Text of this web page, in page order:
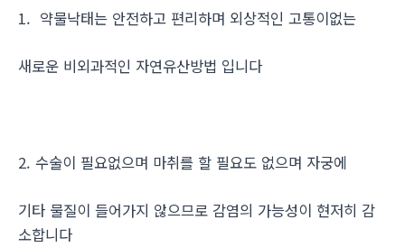
1. 약물낙태는 안전하고 편리하며 외상적인 고통이없는
새로운 비외과적인 자연유산방법 입니다
2. 수술이 필요없으며 마취를 할 필요도 없으며 자궁에
기타 물질이 들어가지 않으므로 감염의 가능성이 현저히 감
소합니다